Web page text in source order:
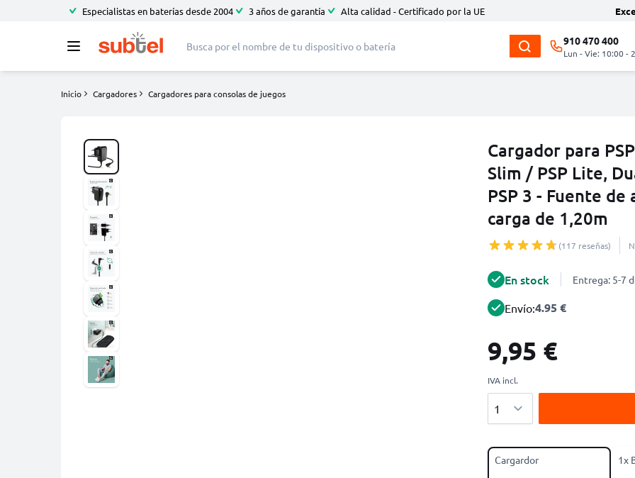
Especialistas en baterías desde 2004 3 años de garantía Alta calidad - Certificado por la UE
910 470 400
Lun - Vie: 10:00 -
Inicio Cargadores Cargadores para consolas de juegos
Cargador para
Slim / PSP Lite,
PSP 3 - Fuente
carga de 1,20m
(117 reseñas)
En stock Entrega: 5-7
Envío:4.95 €
9,95 €
IVA incl.
Cargardor 1x